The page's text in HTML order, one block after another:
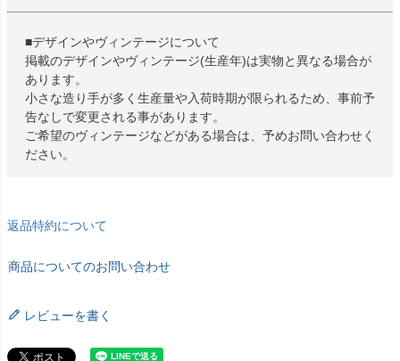
■デザインやヴィンテージについて
掲載のデザインやヴィンテージ(生産年)は実物と異なる場合が
あります。
小さな造り手が多く生産量や入荷時期が限られるため、事前予
告なしで変更される事があります。
ご希望のヴィンテージなどがある場合は、予めお問い合わせく
ださい。
返品特約について
商品についてのお問い合わせ
レビューを書く